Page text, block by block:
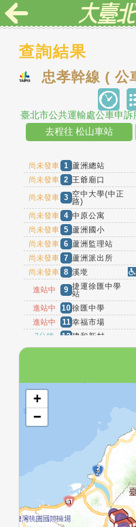
查詢結果
忠孝幹線 ( 公
臺北市公共運輸處公車申
去程往 松山車站
尚未發車 1 蘆洲總站
尚未發車 2 王爺廟口
尚未發車 3 空中大學(中正
路)
尚未發車 4 中原公寓
尚未發車 5 蘆洲國小
尚未發車 6 蘆洲監理站
尚未發車 7 蘆洲派出所
尚未發車 8 溪墘
進站中 9 捷運徐匯中學
站
進站中
10 徐匯中學
進站中
11 幸福市場
3分鐘
12建和新村
捷運三和國中
6分鐘
7分鐘
厚德派出所
8分鐘
德林寺(三和
龍門路口
19
12分鐘
長壽西街口
21長元西街口
進站中
22正義重新路口
進站中
23
天台廣場
開啟地圖
1
2
3
4
5
6
78
9
10
11
12
13
14
15
16
17
18
19
20
+
−